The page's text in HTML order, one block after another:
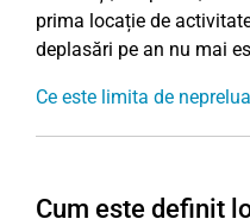
prima locație de
deplasări pe an nu mai
Ce este limita de
Cum este definit